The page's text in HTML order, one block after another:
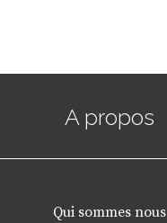
A propos
Qui sommes nous